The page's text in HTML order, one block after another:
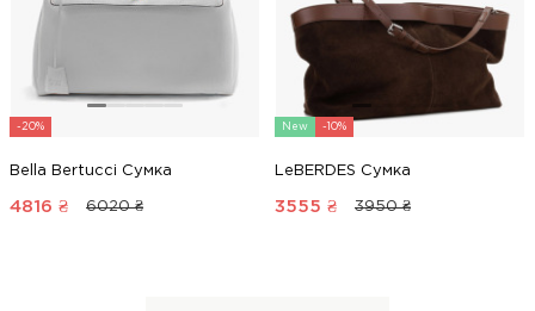
-20%
Bella Bertucci Сумка
4816 ₴ 6020 ₴
New -10%
LeBERDES Сумка
3555 ₴ 3950 ₴